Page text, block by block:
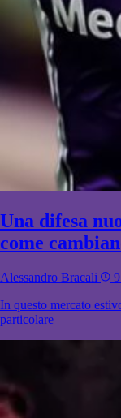
Una difesa
come
Alessandro Bracali
In questo mercato
particolare